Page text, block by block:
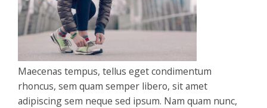
Maecenas tempus, tellus eget condimentum
rhoncus, sem quam semper libero, sit amet
adipiscing sem neque sed ipsum. Nam quam nunc,